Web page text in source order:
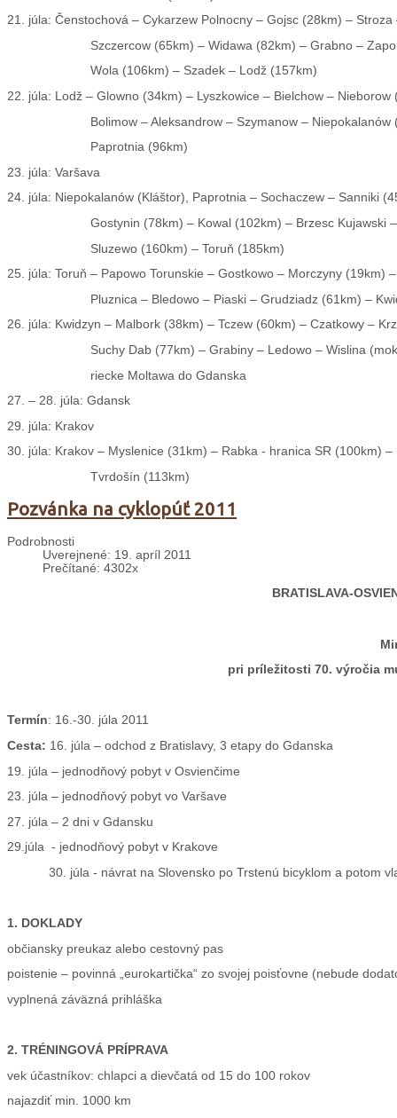
21. júla: Čenstochová – Cykarzew Polnocny – Gojsc (28km) – Stroza
Szczercow (65km) – Widawa (82km) – Grabno –
Wola (106km) – Szadek – Lodž (157km)
22. júla: Lodž – Glowno (34km) – Lyszkowice – Bielchow – Nieborow
Bolimow – Aleksandrow – Szymanow – Niepokalanów
Paprotnia (96km)
23. júla: Varšava
24. júla: Niepokalanów (Kláštor), Paprotnia – Sochaczew – Sanniki
Gostynin (78km) – Kowal (102km) – Brzesc Kujawski
Sluzewo (160km) – Toruň (185km)
25. júla: Toruň – Papowo Torunskie – Gostkowo – Morczyny (19km)
Pluznica – Bledowo – Piaski – Grudziadz (61km) –
26. júla: Kwidzyn – Malbork (38km) – Tczew (60km) – Czatkowy –
Suchy Dab (77km) – Grabiny – Ledowo – Wislina
riecke Moltawa do Gdanska
27. – 28. júla: Gdansk
29. júla: Krakov
30. júla: Krakov – Myslenice (31km) – Rabka - hranica SR (100km) –
Tvrdošín (113km)
Pozvánka na cyklopúť 2011
Podrobnosti
Uverejnené: 19. apríl 2011
Prečítané: 4302x
BRATISLAVA-
pri príležitosti 70. výročia
Termín: 16.-30. júla 2011
Cesta: 16. júla – odchod z Bratislavy, 3 etapy do Gdanska
19. júla – jednodňový pobyt v Osvienčime
23. júla – jednodňový pobyt vo Varšave
27. júla – 2 dni v Gdansku
29.júla - jednodňový pobyt v Krakove
30. júla - návrat na Slovensko po Trstenú bicyklom a potom
1. DOKLADY
občiansky preukaz alebo cestovný pas
poistenie – povinná „eurokartička“ zo svojej poisťovne (nebude
vyplnená záväzná prihláška
2. TRÉNINGOVÁ PRÍPRAVA
vek účastníkov: chlapci a dievčatá od 15 do 100 rokov
najazdiť min. 1000 km